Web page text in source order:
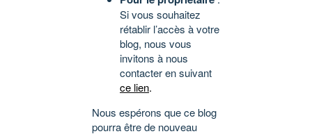
Si vous souhaitez
rétablir l’accès à votre
blog, nous vous
invitons à nous
contacter en suivant
ce lien.
Nous espérons que ce blog
pourra être de nouveau